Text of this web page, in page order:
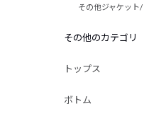
その他ジャケット
その他のカテゴリ
トップス
ボトム